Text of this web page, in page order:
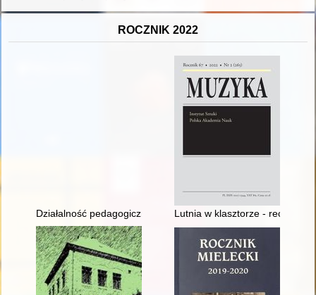
ROCZNIK 2022
Działalność pedagogiczno-duszpasterska księdza Łukasza
Lutnia w klasztorze - recenzja]